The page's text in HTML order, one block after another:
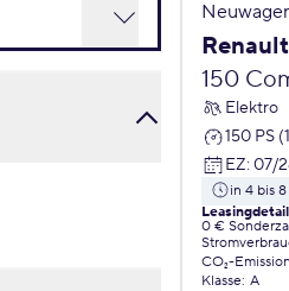
150
Elektro
150 PS
EZ: 07/
in 4 bis
0 €
CO₂-
Klasse: A